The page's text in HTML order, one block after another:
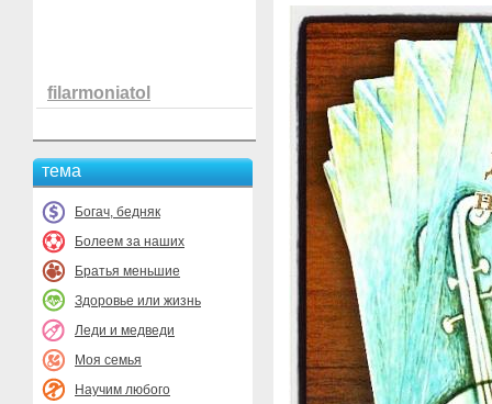
filarmoniatol
тема
Богач, бедняк
Болеем за наших
Братья меньшие
Здоровье или жизнь
Леди и медведи
Моя семья
Научим любого